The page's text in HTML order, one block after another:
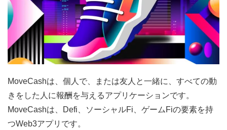
MoveCashは、個人で、または友人と一緒に、すべての動
きをした人に報酬を与えるアプリケーションです。
MoveCashは、Defi、ソーシャルFi、ゲームFiの要素を持
つWeb3アプリです。